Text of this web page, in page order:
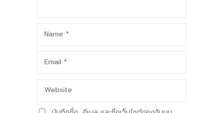
Name *
Email *
Website